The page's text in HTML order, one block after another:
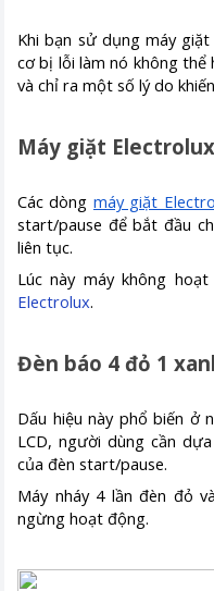
Khi bạn sử dụng máy
cơ bị lỗi làm nó không
và chỉ ra một số lý do
Máy giặt
Các dòng máy giặt
start/pause để bắt đầu
liên tục.
Lúc này máy không
Electrolux.
Đèn báo 4 đỏ 1
Dấu hiệu này phổ biến ở
LCD, người dùng cần
của đèn start/pause.
Máy nháy 4 lần đèn đỏ
ngừng hoạt động.